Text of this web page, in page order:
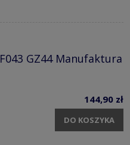
GZ44 Manufaktura
144,90 zł
DO KOSZYKA